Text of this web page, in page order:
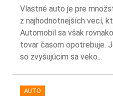
Vlastné auto je pre
z najhodnotnejších vecí,
Automobil sa však
tovar časom opotrebuje.
so zvyšujúcim sa veko...
AUTO